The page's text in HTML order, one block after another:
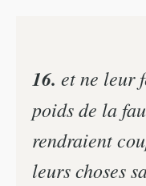
16. et ne leur
poids de la
rendraient
leurs choses